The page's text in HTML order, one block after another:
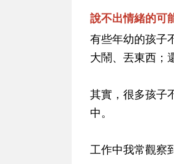
說不出情緒的可
有些年幼的孩子
大鬧、丟東西；
其實，很多孩子
中。
工作中我常觀察